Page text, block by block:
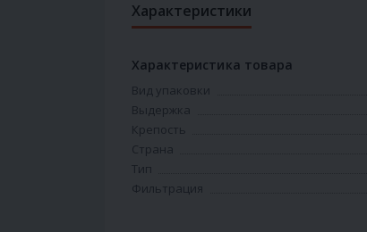
Характеристики
Характеристика товара
Вид упаковки
Выдержка
Крепость
Страна
Тип
Фильтрация